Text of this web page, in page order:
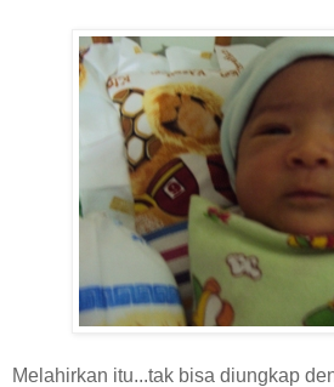
Melahirkan itu...tak bisa diungkap